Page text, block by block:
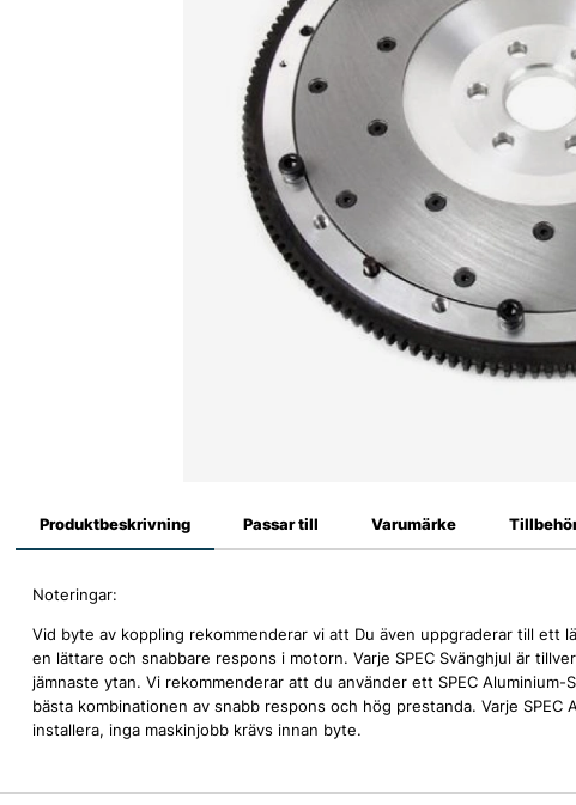
Produktbeskrivning
Noteringar:
Vid byte av koppling rekommenderar vi att Du även uppgraderar till
en lättare och snabbare respons i motorn. Varje SPEC Svänghjul är
jämnaste ytan. Vi rekommenderar att du använder ett SPEC
bästa kombinationen av snabb respons och hög prestanda. Varje
installera, inga maskinjobb krävs innan byte.
Passar till Varumärke